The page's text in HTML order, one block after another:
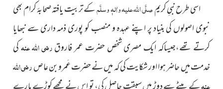
اسی طرح نبیِ کریمصلَّی اللہ علیہ واٰلہٖ وسلَّمکے تربیت یافتہ صحابۂ کرام بھی
نبوی اصولوںکی بنیاد پر اپنے عہدہ و منصب کو پوری ذمہ داری سے نبھایا
کرتے تھے،جیساکہ ایک مصری شخص حضرت عمر فاروقرضی اللہ عنہکی
خدمت میں حاضر ہوا اور شکایت کی کہ میں نے حضرت عَمرو بن عاصرضی اللہ
عنہ